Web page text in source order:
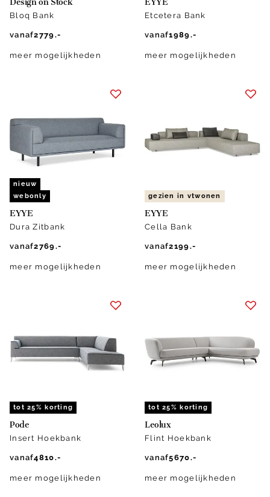
Bloq Bank
vanaf2779.-
meer mogelijkheden
Etcetera Bank
vanaf1989.-
meer mogelijkheden
nieuw
webonly
EYYE
Dura Zitbank
vanaf2769.-
meer mogelijkheden
gezien in vtwonen
EYYE
Cella Bank
vanaf2199.-
meer mogelijkheden
tot 25% korting
Pode
Insert Hoekbank
vanaf4810.-
meer mogelijkheden
tot 25% korting
Leolux
Flint Hoekbank
vanaf5670.-
meer mogelijkheden